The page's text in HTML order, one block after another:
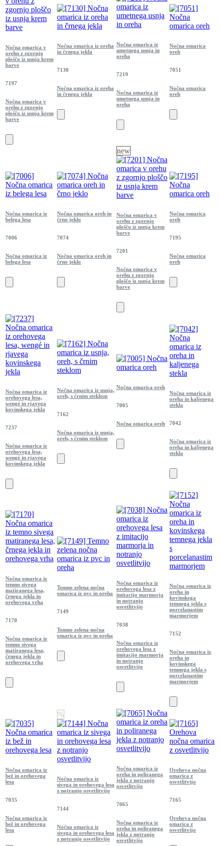
Nočna omarica v
orehu z zgornjo
ploščo iz usnja krem
barve
7197
Nočna omarica v
orehu z zgornjo
ploščo iz usnja krem
barve
Nočna omarica iz oreha
in črnega jekla
7130
Nočna omarica iz oreha
in črnega jekla
Nočna omarica iz
umetnega usnja in
oreha
7219
Nočna omarica iz
umetnega usnja in
oreha
Nočna omarica
oreh
7051
Nočna omarica
oreh
Nočna omarica iz
belega lesa
7006
Nočna omarica iz
belega lesa
Nočna omarica oreh in
črno jeklo
7074
Nočna omarica oreh in
črno jeklo
new
Nočna omarica v
orehu z zgornjo
ploščo iz usnja krem
barve
7201
Nočna omarica v
orehu z zgornjo
ploščo iz usnja krem
barve
Nočna omarica
oreh
7195
Nočna omarica
oreh
Nočna omarica iz
orehovega lesa,
wengé in rjavega
kovinskega jekla
7237
Nočna omarica iz
orehovega lesa,
wengé in rjavega
kovinskega jekla
Nočna omarica iz usnja,
oreh, s črnim steklom
7162
Nočna omarica iz usnja,
oreh, s črnim steklom
Nočna omarica oreh
7005
Nočna omarica oreh
Nočna omarica iz
oreha in kaljenega
stekla
7042
Nočna omarica iz
oreha in kaljenega
stekla
Nočna omarica iz
temno sivega
matiranega lesa,
črnega jekla in
orehovega vrha
7170
Nočna omarica iz
temno sivega
matiranega lesa,
črnega jekla in
orehovega vrha
Temno zelena nočna
omarica iz pvc in oreha
7149
Temno zelena nočna
omarica iz pvc in oreha
Nočna omarica iz
orehovega lesa z
imitacijo marmorja
in notranjo
osvetlitvijo
7038
Nočna omarica iz
orehovega lesa z
imitacijo marmorja
in notranjo
osvetlitvijo
Nočna omarica iz
oreha in
kovinskega
temnega jekla s
porcelanastim
marmorjem
7152
Nočna omarica iz
oreha in
kovinskega
temnega jekla s
porcelanastim
marmorjem
Nočna omarica iz
bež in orehovega
lesa
7035
Nočna omarica iz
bež in orehovega
lesa
%
Nočna omarica iz
sivega in orehovega lesa
z notranjo osvetlitvijo
7144
Nočna omarica iz
sivega in orehovega lesa
z notranjo osvetlitvijo
Nočna omarica iz
oreha in poliranega
jekla z notranjo
osvetlitvijo
7065
Nočna omarica iz
oreha in poliranega
jekla z notranjo
osvetlitvijo
Orehova nočna
omarica z
osvetlitvijo
7165
Orehova nočna
omarica z
osvetlitvijo